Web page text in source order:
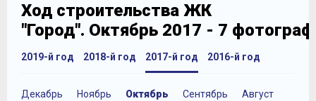
Ход строительства ЖК
"Город". Октябрь 2017 - 7
2019-й год 2018-й год 2017-й год
Декабрь Ноябрь Октябрь Сентябрь
Август
2016-й год